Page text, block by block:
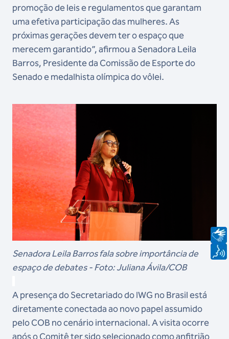
promoção de leis e regulamentos que garantam
uma efetiva participação das mulheres. As
próximas gerações devem ter o espaço que
merecem garantido”, afirmou a Senadora Leila
Barros, Presidente da Comissão de Esporte do
Senado e medalhista olímpica do vôlei.
Senadora Leila Barros fala sobre importância de
espaço de debates - Foto: Juliana Ávila/COB
A presença do Secretariado do IWG no Brasil está
diretamente conectada ao novo papel assumido
pelo COB no cenário internacional. A visita ocorre
após o Comitê ter sido selecionado como anfitrião